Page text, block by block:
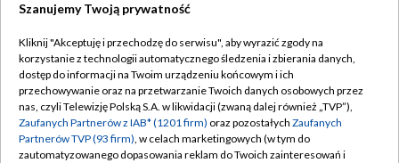
Abonament TVP
Sklep TVP
Biuro Reklamy
Oferta Handlowa
Regulamin TVP
Polityka prywatności
Moje zgody
Biuro reklamy
Szanujemy Twoją prywatność
Kliknij "Akceptuję i przechodzę do serwisu", aby wyrazić zgody na
korzystanie z technologii automatycznego śledzenia i zbierania danych,
dostęp do informacji na Twoim urządzeniu końcowym i ich
przechowywanie oraz na przetwarzanie Twoich danych osobowych przez
nas, czyli Telewizję Polską S.A. w likwidacji (zwaną dalej również „TVP”),
Zaufanych Partnerów z IAB* (1201 firm) oraz pozostałych Zaufanych
Partnerów TVP (93 firm), w celach marketingowych (w tym do
zautomatyzowanego dopasowania reklam do Twoich zainteresowań i